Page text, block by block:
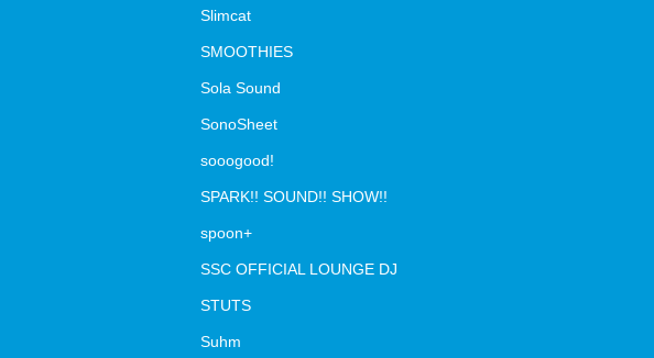
Slimcat
SMOOTHIES
Sola Sound
SonoSheet
sooogood!
SPARK!! SOUND!! SHOW!!
spoon+
SSC OFFICIAL LOUNGE DJ
STUTS
Suhm